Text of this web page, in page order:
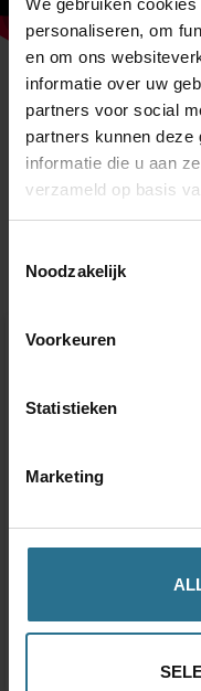
personaliseren, om
en om ons
informatie over uw
partners voor social
partners kunnen deze
informatie die u aan
verzameld op basis
Noodzakelijk
Voorkeuren
Statistieken
Marketing
Let's Go